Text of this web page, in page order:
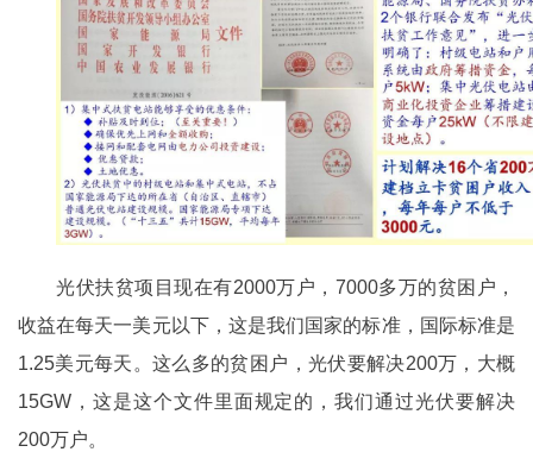
光伏扶贫项目现在有2000万户，7000多万的贫困户，
收益在每天一美元以下，这是我们国家的标准，国际标准是
1.25美元每天。这么多的贫困户，光伏要解决200万，大概
15GW，这是这个文件里面规定的，我们通过光伏要解决
200万户。